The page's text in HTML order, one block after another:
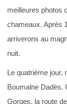
meilleures photos
chameaux. Après
arriverons au
nuit.
Le quatrième jour,
Boumalne Dadès.
Gorges, la route